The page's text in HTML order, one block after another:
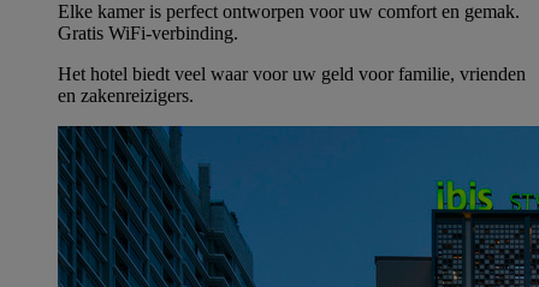
Elke kamer is perfect ontworpen voor uw comfort en gemak.
Gratis WiFi-verbinding.
Het hotel biedt veel waar voor uw geld voor familie, vrienden
en zakenreizigers.